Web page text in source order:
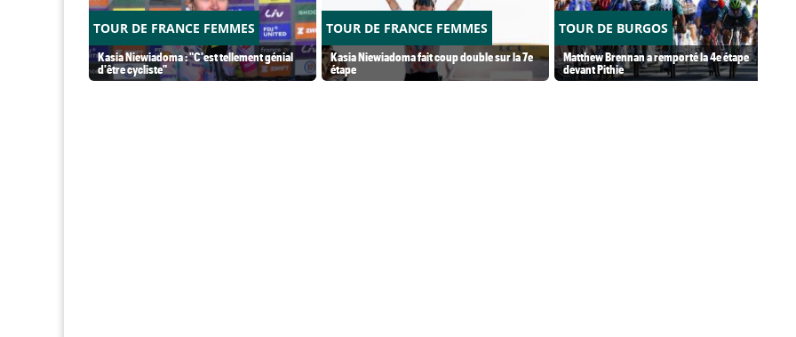
TOUR DE FRANCE FEMMES
Kasia Niewiadoma : "C'est tellement génial
d'être cycliste"
TOUR DE FRANCE FEMMES
Kasia Niewiadoma fait coup double sur la 7e
étape
TOUR DE BURGOS
Matthew Brennan a remporté la 4e étape
devant Pithie